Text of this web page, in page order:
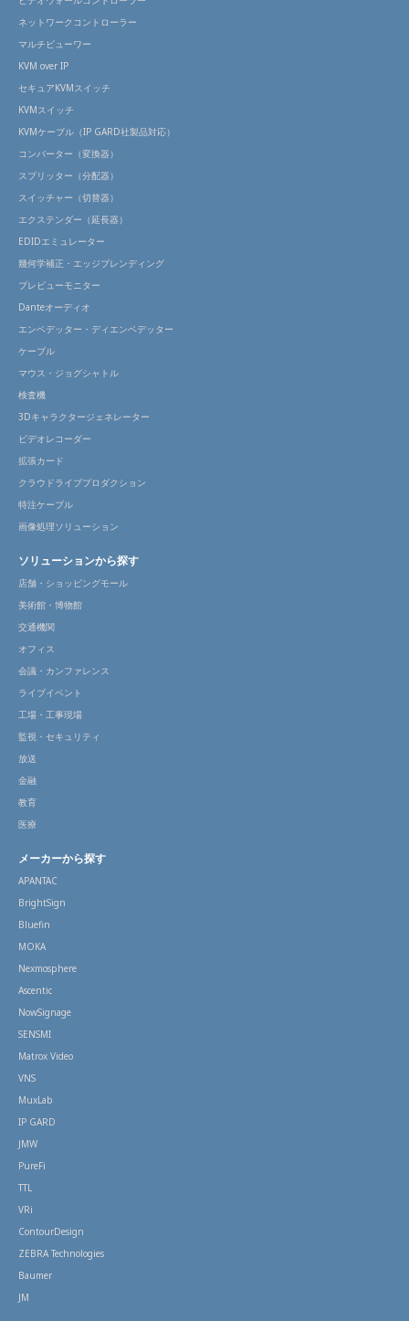
ネットワークコントローラー
マルチビューワー
KVM over IP
セキュアKVMスイッチ
KVMスイッチ
KVMケーブル（IP GARD社製品対応）
コンバーター（変換器）
スプリッター（分配器）
スイッチャー（切替器）
エクステンダー（延長器）
EDIDエミュレーター
幾何学補正・エッジブレンディング
プレビューモニター
Danteオーディオ
エンベデッター・ディエンベデッター
ケーブル
マウス・ジョグシャトル
検査機
3Dキャラクタージェネレーター
ビデオレコーダー
拡張カード
クラウドライブプロダクション
特注ケーブル
画像処理ソリューション
ソリューションから探す
店舗・ショッピングモール
美術館・博物館
交通機関
オフィス
会議・カンファレンス
ライブイベント
工場・工事現場
監視・セキュリティ
放送
金融
教育
医療
メーカーから探す
APANTAC
BrightSign
Bluefin
MOKA
Nexmosphere
Ascentic
NowSignage
SENSMI
Matrox Video
VNS
MuxLab
IP GARD
JMW
PureFi
TTL
VRi
ContourDesign
ZEBRA Technologies
Baumer
JM